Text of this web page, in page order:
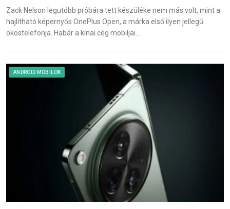
Zack Nelson legutóbb próbára tett készüléke nem más volt, mint a
hajlítható képernyős OnePlus Open, a márka első ilyen jellegű
okostelefonja. Habár a kínai cég mobiljai…
ANDROID MOBILOK